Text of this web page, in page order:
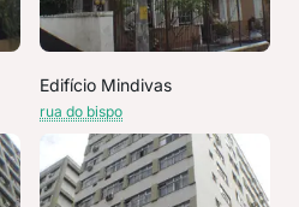
Edifício Mindivas
rua do bispo